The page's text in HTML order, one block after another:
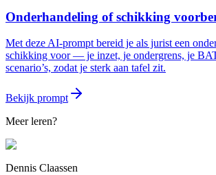
Onderhandeling of schikking
Met deze AI-prompt bereid je als jurist een
schikking voor — je inzet, je ondergrens, je
scenario’s, zodat je sterk aan tafel zit.
Bekijk prompt
Meer leren?
Dennis Claassen